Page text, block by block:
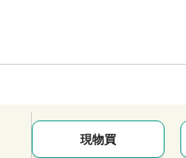
現物買